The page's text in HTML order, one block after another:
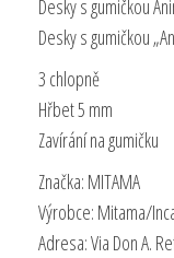
Desky s gumičkou
Desky s gumičkou
3 chlopně
Hřbet 5 mm
Zavírání na gumičku
Značka: MITAMA
Výrobce: Mitama/
Adresa: Via Don A.